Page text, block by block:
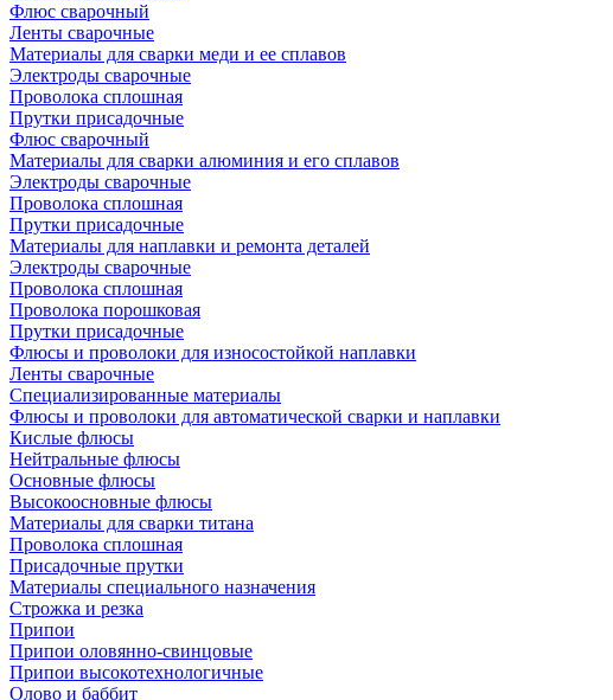
Флюс сварочный
Ленты сварочные
Материалы для сварки меди и ее сплавов
Электроды сварочные
Проволока сплошная
Прутки присадочные
Флюс сварочный
Материалы для сварки алюминия и его сплавов
Электроды сварочные
Проволока сплошная
Прутки присадочные
Материалы для наплавки и ремонта деталей
Электроды сварочные
Проволока сплошная
Проволока порошковая
Прутки присадочные
Флюсы и проволоки для износостойкой наплавки
Ленты сварочные
Специализированные материалы
Флюсы и проволоки для автоматической сварки и наплавки
Кислые флюсы
Нейтральные флюсы
Основные флюсы
Высокоосновные флюсы
Материалы для сварки титана
Проволока сплошная
Присадочные прутки
Материалы специального назначения
Строжка и резка
Припои
Припои оловянно-свинцовые
Припои высокотехнологичные
Олово и баббит